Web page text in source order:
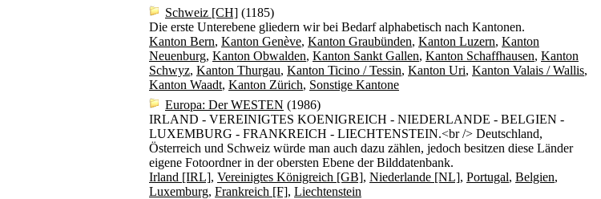
Schweiz [CH] (1185)
Die erste Unterebene gliedern wir bei Bedarf alphabetisch nach Kantonen.
Kanton Bern, Kanton Genève, Kanton Graubünden, Kanton Luzern, Kanton
Neuenburg, Kanton Obwalden, Kanton Sankt Gallen, Kanton Schaffhausen, Kanton
Schwyz, Kanton Thurgau, Kanton Ticino / Tessin, Kanton Uri, Kanton Valais / Wallis,
Kanton Waadt, Kanton Zürich, Sonstige Kantone
Europa: Der WESTEN (1986)
IRLAND - VEREINIGTES KOENIGREICH - NIEDERLANDE - BELGIEN -
LUXEMBURG - FRANKREICH - LIECHTENSTEIN.<br /> Deutschland,
Österreich und Schweiz würde man auch dazu zählen, jedoch besitzen diese Länder
eigene Fotoordner in der obersten Ebene der Bilddatenbank.
Irland [IRL], Vereinigtes Königreich [GB], Niederlande [NL], Portugal, Belgien,
Luxemburg, Frankreich [F], Liechtenstein